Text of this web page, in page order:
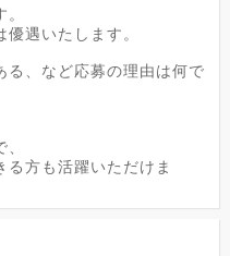
遇いたします。
る、など応募の理由は何で
方も活躍いただけま